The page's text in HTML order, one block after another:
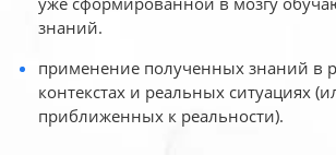
знаний.
применение полученных знаний в
контекстах и реальных ситуациях
приближенных к реальности).